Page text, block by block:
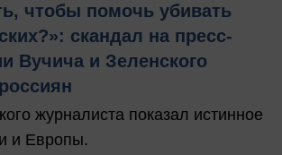
чтобы помочь убивать
скандал на пресс-
Вучича и Зеленского
журналиста показал истинное
и Европы.